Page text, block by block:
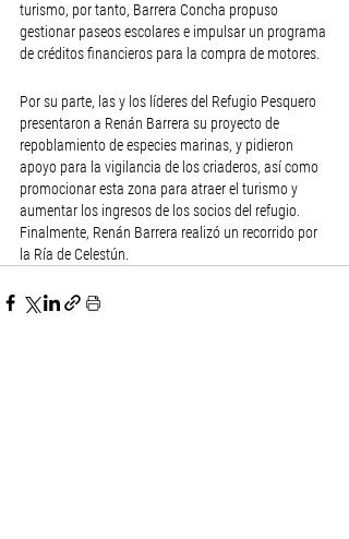
turismo, por tanto, Barrera Concha propuso
gestionar paseos escolares e impulsar un programa
de créditos financieros para la compra de motores.
Por su parte, las y los líderes del Refugio Pesquero
presentaron a Renán Barrera su proyecto de
repoblamiento de especies marinas, y pidieron
apoyo para la vigilancia de los criaderos, así como
promocionar esta zona para atraer el turismo y
aumentar los ingresos de los socios del refugio.
Finalmente, Renán Barrera realizó un recorrido por
la Ría de Celestún.